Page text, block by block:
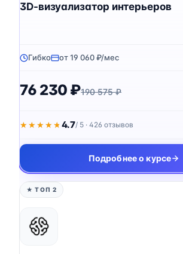
3D-визуализатор интерьеров
Гибко от 19 060 ₽/мес
76 230 ₽190 575 ₽
★★★★★
★★★★★ 4.7/ 5 · 426 отзывов
Подробнее о курсе
★ ТОП 2